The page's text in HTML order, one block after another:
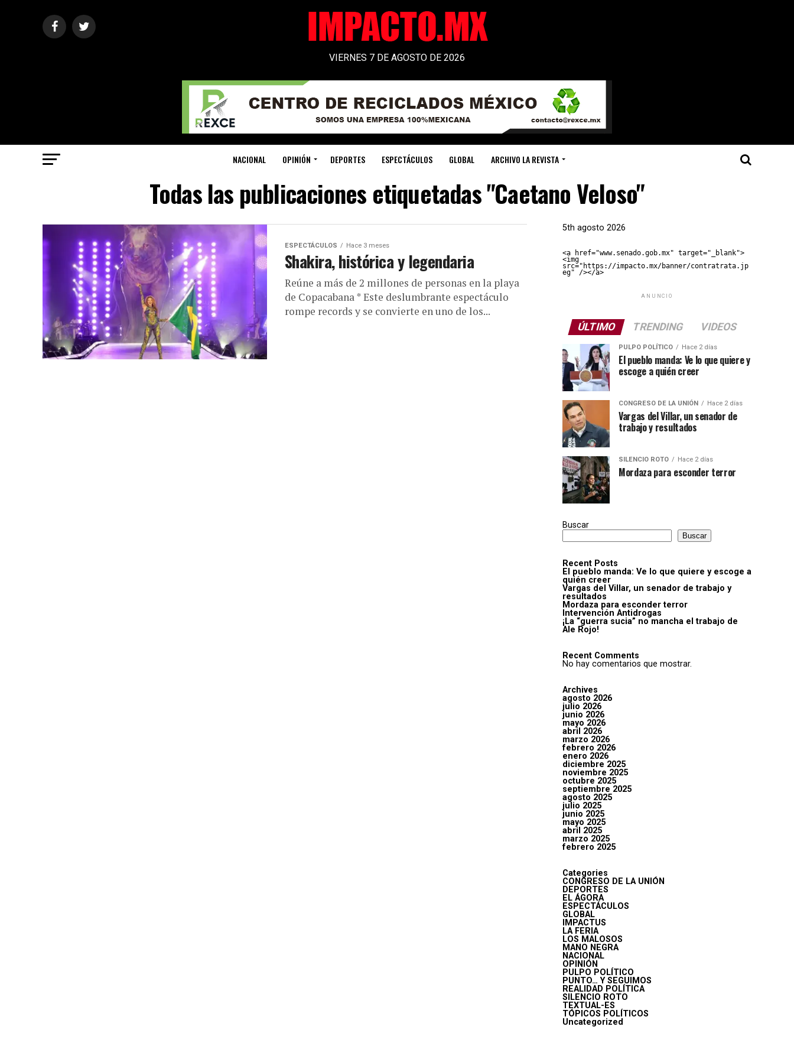
VIERNES 7 DE AGOSTO DE 2026
NACIONAL OPINIÓN DEPORTES ESPECTÁCULOS GLOBAL ARCHIVO LA REVISTA
Todas las publicaciones etiquetadas "Caetano Veloso"
ESPECTÁCULOS Hace 3 meses
Shakira, histórica y legendaria
Reúne a más de 2 millones de personas en la playa
de Copacabana * Este deslumbrante espectáculo
rompe records y se convierte en uno de los...
5th agosto 2026
<a href="www.senado.gob.mx" target="_blank">
<img
src="https://impacto.mx/banner/contratrata.jp
eg" /></a>
ANUNCIO
ÚLTIMO TRENDING VIDEOS
PULPO POLÍTICO Hace 2 días
El pueblo manda: Ve lo que quiere y
escoge a quién creer
CONGRESO DE LA UNIÓN Hace 2 días
Vargas del Villar, un senador de
trabajo y resultados
SILENCIO ROTO Hace 2 días
Mordaza para esconder terror
Buscar
Buscar
Recent Posts
El pueblo manda: Ve lo que quiere y escoge a
quién creer
Vargas del Villar, un senador de trabajo y
resultados
Mordaza para esconder terror
Intervención Antidrogas
¡La “guerra sucia” no mancha el trabajo de
Ale Rojo!
Recent Comments
No hay comentarios que mostrar.
Archives
agosto 2026
julio 2026
junio 2026
mayo 2026
abril 2026
marzo 2026
febrero 2026
enero 2026
diciembre 2025
noviembre 2025
octubre 2025
septiembre 2025
agosto 2025
julio 2025
junio 2025
mayo 2025
abril 2025
marzo 2025
febrero 2025
Categories
CONGRESO DE LA UNIÓN
DEPORTES
EL ÁGORA
ESPECTÁCULOS
GLOBAL
IMPACTUS
LA FERIA
LOS MALOSOS
MANO NEGRA
NACIONAL
OPINIÓN
PULPO POLÍTICO
PUNTO… Y SEGUIMOS
REALIDAD POLÍTICA
SILENCIO ROTO
TEXTUAL-ES
TÓPICOS POLÍTICOS
Uncategorized